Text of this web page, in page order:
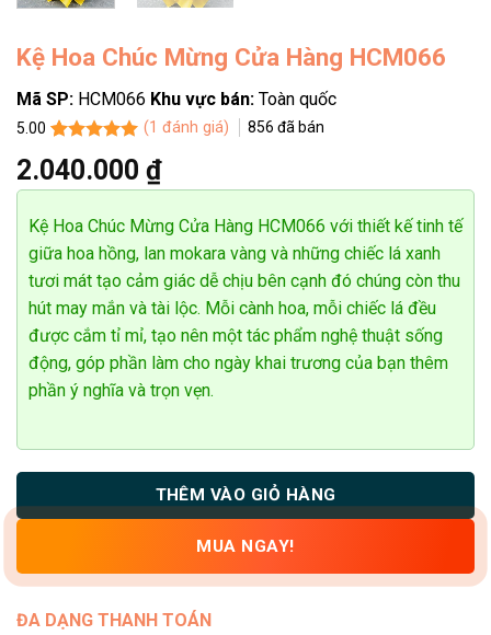
Kệ Hoa Chúc Mừng Cửa Hàng HCM066
Mã SP: HCM066 Khu vực bán: Toàn quốc
5.00
5.00 trên 5
dựa trên
đánh giá
(1 đánh giá) 856 đã bán
2.040.000 ₫
Kệ Hoa Chúc Mừng Cửa Hàng HCM066 với thiết kế tinh tế
giữa hoa hồng, lan mokara vàng và những chiếc lá xanh
tươi mát tạo cảm giác dễ chịu bên cạnh đó chúng còn thu
hút may mắn và tài lộc. Mỗi cành hoa, mỗi chiếc lá đều
được cắm tỉ mỉ, tạo nên một tác phẩm nghệ thuật sống
động, góp phần làm cho ngày khai trương của bạn thêm
phần ý nghĩa và trọn vẹn.
THÊM VÀO GIỎ HÀNG
MUA NGAY!
ĐA DẠNG THANH TOÁN